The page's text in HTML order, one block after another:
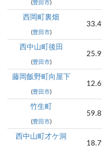
(豊田市)
西岡町裏畑
(豊田市)
33.4
西中山町後田
(豊田市)
25.9
藤岡飯野町向屋下
(豊田市)
12.6
竹生町
(豊田市)
59.8
西中山町才ケ洞
18.7